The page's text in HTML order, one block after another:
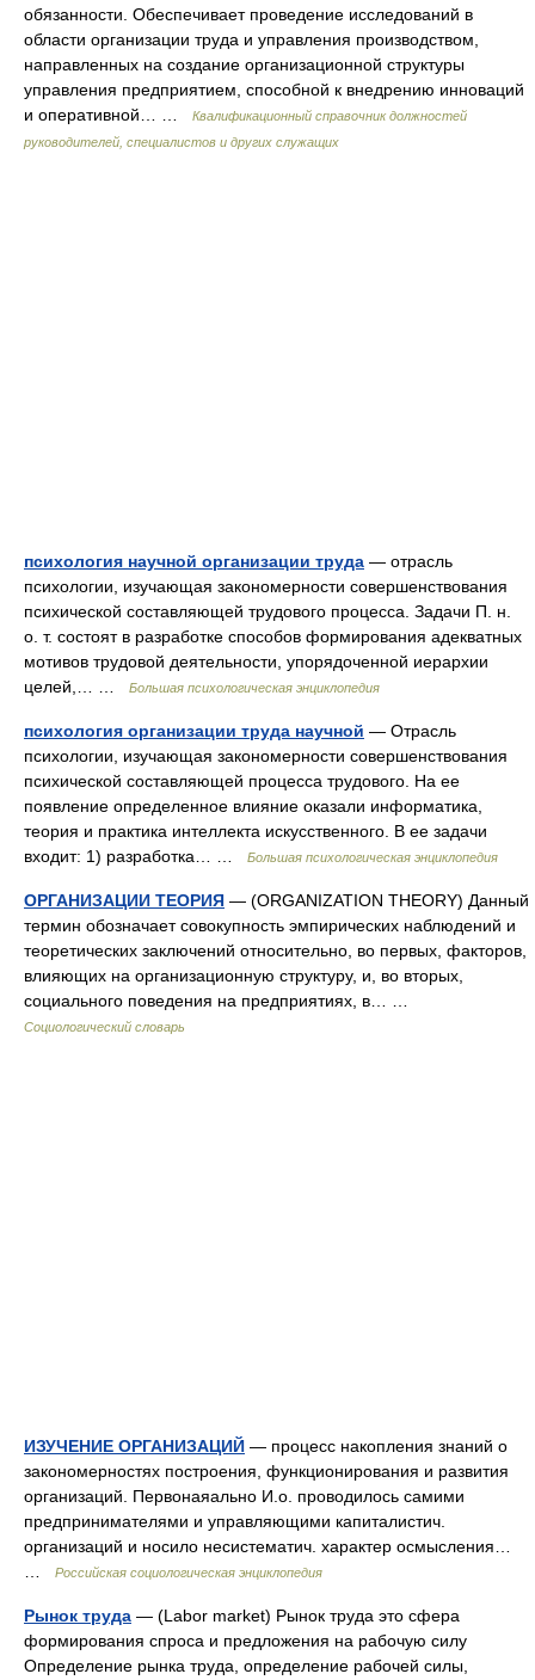
обязанности. Обеспечивает проведение исследований в
области организации труда и управления производством,
направленных на создание организационной структуры
управления предприятием, способной к внедрению инноваций
и оперативной… …
Квалификационный справочник должностей
руководителей, специалистов и других служащих
психология научной организации труда — отрасль
психологии, изучающая закономерности совершенствования
психической составляющей трудового процесса. Задачи П. н.
о. т. состоят в разработке способов формирования адекватных
мотивов трудовой деятельности, упорядоченной иерархии
целей,… …
Большая психологическая энциклопедия
психология организации труда научной — Отрасль
психологии, изучающая закономерности совершенствования
психической составляющей процесса трудового. На ее
появление определенное влияние оказали информатика,
теория и практика интеллекта искусственного. В ее задачи
входит: 1) разработка… …
Большая психологическая энциклопедия
ОРГАНИЗАЦИИ ТЕОРИЯ — (ORGANIZATION THEORY) Данный
термин обозначает совокупность эмпирических наблюдений и
теоретических заключений относительно, во первых, факторов,
влияющих на организационную структуру, и, во вторых,
социального поведения на предприятиях, в… …
Социологический словарь
ИЗУЧЕНИЕ ОРГАНИЗАЦИЙ — процесс накопления знаний о
закономерностях построения, функционирования и развития
организаций. Первонаяально И.о. проводилось самими
предпринимателями и управляющими капиталистич.
организаций и носило несистематич. характер осмысления…
Российская социологическая энциклопедия
Рынок труда — (Labor market) Рынок труда это сфера
формирования спроса и предложения на рабочую силу
Определение рынка труда, определение рабочей силы,